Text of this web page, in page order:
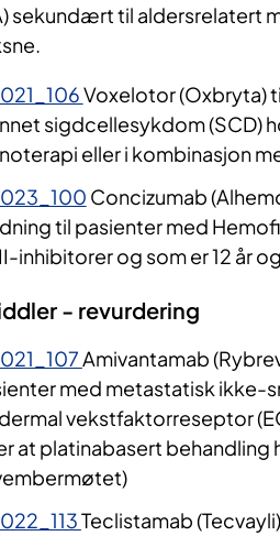
sekundært til aldersrelatert
Voxelotor (Oxbryta)
sigdcellesykdom (SCD)
eller i kombinasjon
Concizumab
til pasienter med
inhibitorer og som er 12 år
- revurdering
Amivantamab
med metastatisk ikke-
vekstfaktorreseptor
at platinabasert behandling
Teclistamab